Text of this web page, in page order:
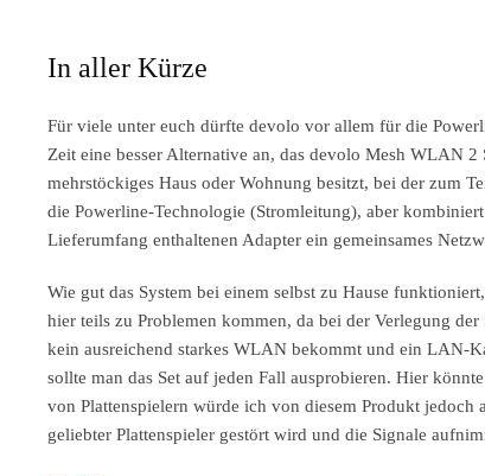
In aller Kürze
Für viele unter euch dürfte devolo vor allem für die
Zeit eine besser Alternative an, das devolo Mesh WLAN
mehrstöckiges Haus oder Wohnung besitzt, bei der zum
die Powerline-Technologie (Stromleitung), aber
Lieferumfang enthaltenen Adapter ein gemeinsames
Wie gut das System bei einem selbst zu Hause
hier teils zu Problemen kommen, da bei der Verlegung
kein ausreichend starkes WLAN bekommt und ein LAN-
sollte man das Set auf jeden Fall ausprobieren. Hier
von Plattenspielern würde ich von diesem Produkt jedoch
geliebter Plattenspieler gestört wird und die Signale